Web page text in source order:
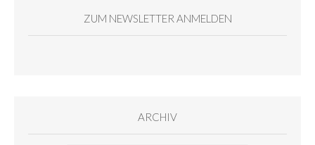
ZUM NEWSLETTER ANMELDEN
ARCHIV